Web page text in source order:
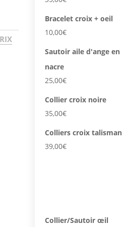
Bracelet croix + oeil
10,00€
Sautoir aile d'ange en
nacre
25,00€
Collier croix noire
35,00€
Colliers croix talisman
39,00€
Collier/Sautoir œil